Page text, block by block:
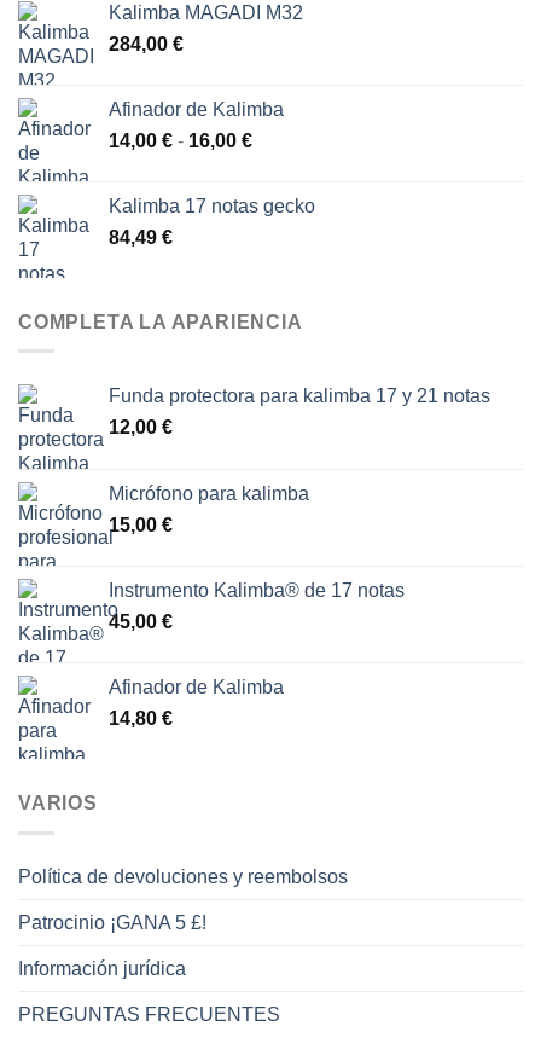
desde
48,00 €
Kalimba MAGADI M32
284,00 €
Afinador de Kalimba
14,00 € - 16,00 €Rango
desde
Kalimba 17 notas gecko
84,49 €
COMPLETA LA APARIENCIA
Funda protectora para kalimba 17 y 21 notas
12,00 €
Micrófono para kalimba
15,00 €
Instrumento Kalimba® de 17 notas
45,00 €
Afinador de Kalimba
14,80 €
VARIOS
Política de devoluciones y reembolsos
Patrocinio ¡GANA 5 £!
Información jurídica
PREGUNTAS FRECUENTES